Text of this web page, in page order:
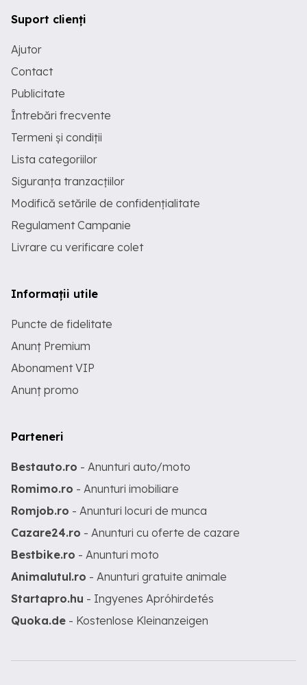
Suport clienți
Ajutor
Contact
Publicitate
Întrebări frecvente
Termeni și condiții
Lista categoriilor
Siguranța tranzacțiilor
Modifică setările de confidențialitate
Regulament Campanie
Livrare cu verificare colet
Informații utile
Puncte de fidelitate
Anunț Premium
Abonament VIP
Anunț promo
Parteneri
Bestauto.ro - Anunturi auto/moto
Romimo.ro - Anunturi imobiliare
Romjob.ro - Anunturi locuri de munca
Cazare24.ro - Anunturi cu oferte de cazare
Bestbike.ro - Anunturi moto
Animalutul.ro - Anunturi gratuite animale
Startapro.hu - Ingyenes Apróhirdetés
Quoka.de - Kostenlose Kleinanzeigen